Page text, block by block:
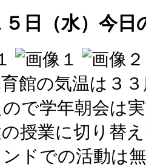
５日（水）今日
館の気温は３
で学年朝会は
授業に切り替
ドでの活動は